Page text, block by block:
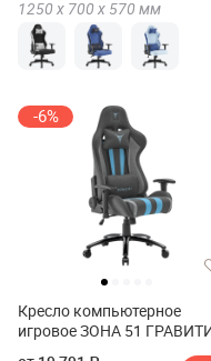
1250 х 700 х 570 мм
-6%
Кресло компьютерное
игровое ЗОНА 51